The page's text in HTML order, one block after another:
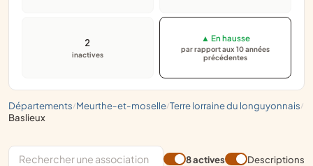
départements/ meurthe-et-moselle/ terre lorraine du longuyonnais/
baslieux
2
inactives
▲ En hausse
par rapport aux 10 années
précédentes
8 actives
Descriptions